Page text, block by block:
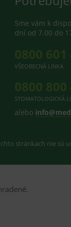
Sme vám k
dní od 7.00 do
VŠEOBECNÁ LINKA
STOMATOLOGICKÁ
alebo
stránkach nie sú